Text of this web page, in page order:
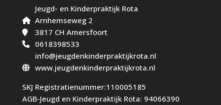
Jeugd- en Kinderpraktijk Rota
Arnhemseweg 2
3817 CH Amersfoort
0618398533
info@jeugdenkinderpraktijkrota.nl
www.jeugdenkinderpraktijkrota.nl
SKJ Registratienummer:110005185
AGB-Jeugd en Kinderpraktijk Rota: 94066390